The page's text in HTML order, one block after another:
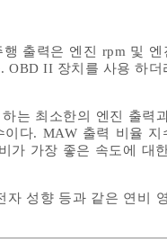
출력은 엔진 rpm 및
OBD II 장치를 사용 하
는 최소한의 엔진 출력
다. MAW 출력 비율
가 가장 좋은 속도에 대
자 성향 등과 같은 연비